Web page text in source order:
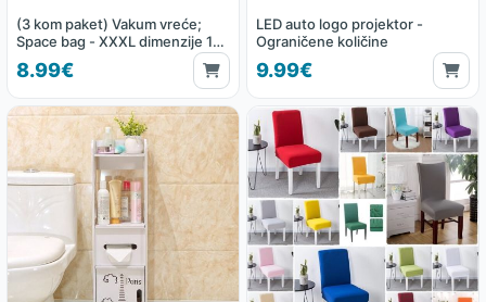
(3 kom paket) Vakum vreće;
Space bag - XXXL dimenzije 130
x 100 cm
8.99€
LED auto logo projektor -
Ograničene količine
9.99€